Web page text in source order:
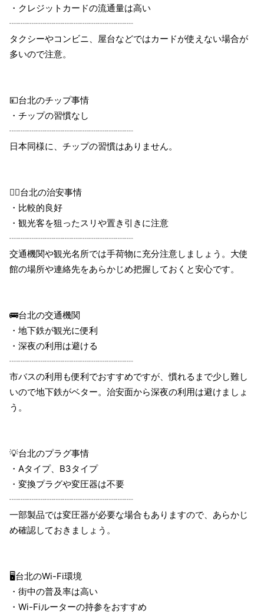
・クレジットカードの流通量は高い
┈┈┈┈┈┈┈┈┈┈┈┈┈┈
タクシーやコンビニ、屋台などではカードが使えない場合が
多いので注意。
💴台北のチップ事情
・チップの習慣なし
┈┈┈┈┈┈┈┈┈┈┈┈┈┈
日本同様に、チップの習慣はありません。
👮‍♂️台北の治安事情
・比較的良好
・観光客を狙ったスリや置き引きに注意
┈┈┈┈┈┈┈┈┈┈┈┈┈┈
交通機関や観光名所では手荷物に充分注意しましょう。大使
館の場所や連絡先をあらかじめ把握しておくと安心です。
🚌台北の交通機関
・地下鉄が観光に便利
・深夜の利用は避ける
┈┈┈┈┈┈┈┈┈┈┈┈┈┈
市バスの利用も便利でおすすめですが、慣れるまで少し難し
いので地下鉄がベター。治安面から深夜の利用は避けましょ
う。
💡台北のプラグ事情
・Aタイプ、B3タイプ
・変換プラグや変圧器は不要
┈┈┈┈┈┈┈┈┈┈┈┈┈┈
一部製品では変圧器が必要な場合もありますので、あらかじ
め確認しておきましょう。
🖥台北のWi-Fi環境
・街中の普及率は高い
・Wi-Fiルーターの持参をおすすめ